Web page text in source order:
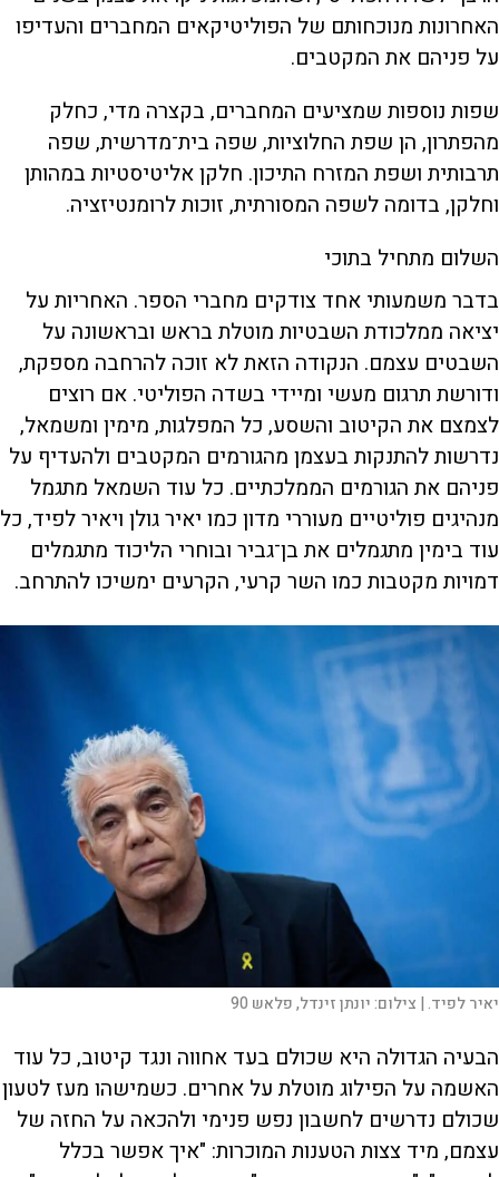
האחרונות מנוכחותם של הפוליטיקאים המחברים והעדיפו
על פניהם את המקטבים.
שפות נוספות שמציעים המחברים, בקצרה מדי, כחלק
מהפתרון, הן שפת החלוציות, שפה בית־מדרשית, שפה
תרבותית ושפת המזרח התיכון. חלקן אליטיסטיות במהותן
וחלקן, בדומה לשפה המסורתית, זוכות לרומנטיזציה.
השלום מתחיל בתוכי
בדבר משמעותי אחד צודקים מחברי הספר. האחריות על
יציאה ממלכודת השבטיות מוטלת בראש ובראשונה על
השבטים עצמם. הנקודה הזאת לא זוכה להרחבה מספקת,
ודורשת תרגום מעשי ומיידי בשדה הפוליטי. אם רוצים
לצמצם את הקיטוב והשסע, כל המפלגות, מימין ומשמאל,
נדרשות להתנקות בעצמן מהגורמים המקטבים ולהעדיף על
פניהם את הגורמים הממלכתיים. כל עוד השמאל מתגמל
מנהיגים פוליטיים מעוררי מדון כמו יאיר גולן ויאיר לפיד, כל
עוד בימין מתגמלים את בן־גביר ובוחרי הליכוד מתגמלים
דמויות מקטבות כמו השר קרעי, הקרעים ימשיכו להתרחב.
יאיר לפיד. | צילום:יונתן זינדל, פלאש 90
הבעיה הגדולה היא שכולם בעד אחווה ונגד קיטוב, כל עוד
האשמה על הפילוג מוטלת על אחרים. כשמישהו מעז לטעון
שכולם נדרשים לחשבון נפש פנימי ולהכאה על החזה של
עצמם, מיד צצות הטענות המוכרות: "איך אפשר בכלל